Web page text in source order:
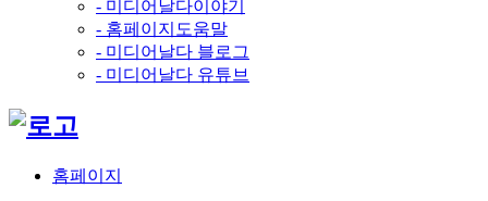
- 미디어날다이야기
- 홈페이지도움말
- 미디어날다 블로그
- 미디어날다 유튜브
홈페이지